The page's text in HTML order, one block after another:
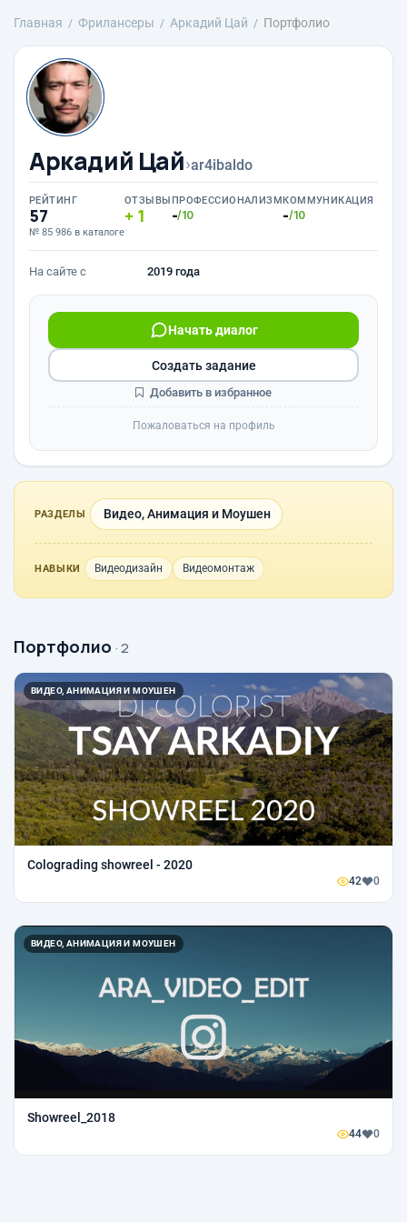
Главная Фрилансеры Аркадий Цай Портфолио
Аркадий Цай›ar4ibaldo
РЕЙТИНГ
57
№ 85 986 в каталоге
ОТЗЫВЫ
1
ПРОФЕССИОНАЛИЗМ
-/10
КОММУНИКАЦИЯ
-/10
На сайте с 2019 года
Начать диалог
Создать задание
Добавить в избранное
Пожаловаться на профиль
РАЗДЕЛЫ Видео, Анимация и Моушен
НАВЫКИ Видеодизайн Видеомонтаж
Портфолио · 2
ВИДЕО, АНИМАЦИЯ И МОУШЕН
Colograding showreel - 2020
42 0
ВИДЕО, АНИМАЦИЯ И МОУШЕН
Showreel_2018
44 0